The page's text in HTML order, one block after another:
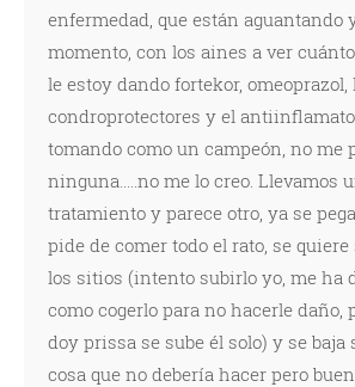
enfermedad, que están aguantando
momento, con los aines a ver
le estoy dando fortekor, omeoprazol,
condroprotectores y el
tomando como un campeón, no me
ninguna.....no me lo creo. Llevamos
tratamiento y parece otro, ya se
pide de comer todo el rato, se
los sitios (intento subirlo yo, me ha
como cogerlo para no hacerle daño,
doy prissa se sube él solo) y se baja
cosa que no debería hacer pero